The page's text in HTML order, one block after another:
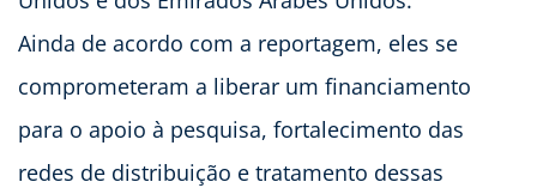
Ainda de acordo com a reportagem, eles se
comprometeram a liberar um financiamento
para o apoio à pesquisa, fortalecimento das
redes de distribuição e tratamento dessas